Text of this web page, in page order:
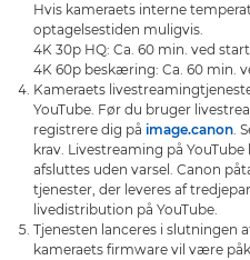
Hvis kameraets interne
optagelsestiden muligvis.
4K 30p HQ: Ca. 60 min. ved start
4K 60p beskæring: Ca. 60 min.
Kameraets
YouTube. Før du bruger
registrere dig på image.canon.
krav. Livestreaming på
afsluttes uden varsel. Canon
tjenester, der leveres af
livedistribution på YouTube.
Tjenesten lanceres i slutningen
kameraets firmware vil være